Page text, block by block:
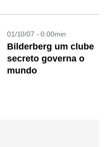
01/10/07 - 0:00min
Bilderberg um clube
secreto governa o
mundo